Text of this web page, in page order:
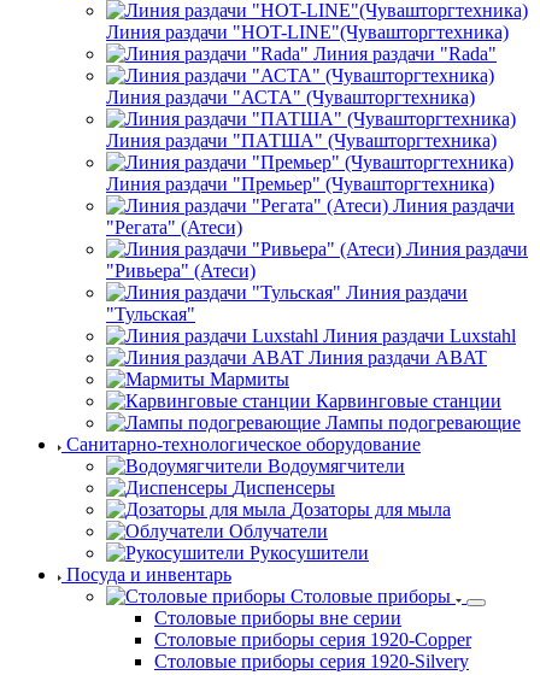
Линия раздачи "HOT-LINE"(Чувашторгтехника)
Линия раздачи "Rada"
Линия раздачи "АСТА" (Чувашторгтехника)
Линия раздачи "ПАТША" (Чувашторгтехника)
Линия раздачи "Премьер" (Чувашторгтехника)
Линия раздачи
"Регата" (Атеси)
Линия раздачи
"Ривьера" (Атеси)
Линия раздачи
"Тульская"
Линия раздачи Luxstahl
Линия раздачи ABAT
Мармиты
Карвинговые станции
Лампы подогревающие
Санитарно-технологическое оборудование
Водоумягчители
Диспенсеры
Дозаторы для мыла
Облучатели
Рукосушители
Посуда и инвентарь
Столовые приборы
Столовые приборы вне серии
Столовые приборы серия 1920-Copper
Столовые приборы серия 1920-Silvery